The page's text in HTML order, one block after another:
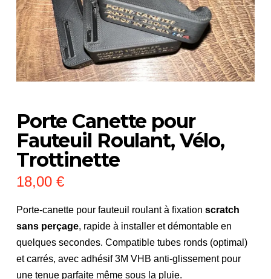
Porte Canette pour
Fauteuil Roulant, Vélo,
Trottinette
18,00 €
Porte-canette pour fauteuil roulant à fixation scratch
sans perçage, rapide à installer et démontable en
quelques secondes. Compatible tubes ronds (optimal)
et carrés, avec adhésif 3M VHB anti-glissement pour
une tenue parfaite même sous la pluie.